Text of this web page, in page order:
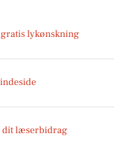
gratis lykønskning
dit læserbidrag